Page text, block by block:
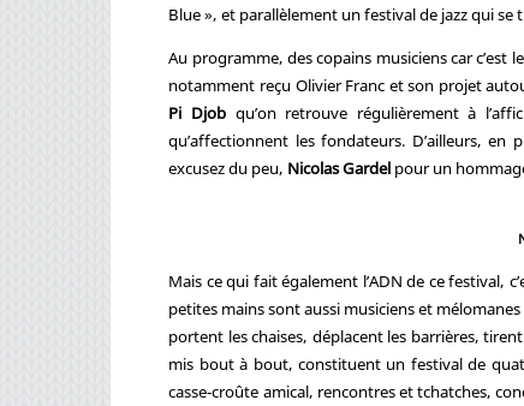
Blue », et parallèlement un festival de jazz qui
Au programme, des copains musiciens car
notamment reçu Olivier Franc et son projet
Pi Djobqu’on retrouve régulièrement à
qu’affectionnent les fondateurs. D’ailleurs, en
excusez du peu, Nicolas Gardel pour un
Mais ce qui fait également l’ADN de ce festival,
petites mains sont aussi musiciens et
portent les chaises, déplacent les barrières,
mis bout à bout, constituent un festival de
casse-croûte amical, rencontres et tchatches,